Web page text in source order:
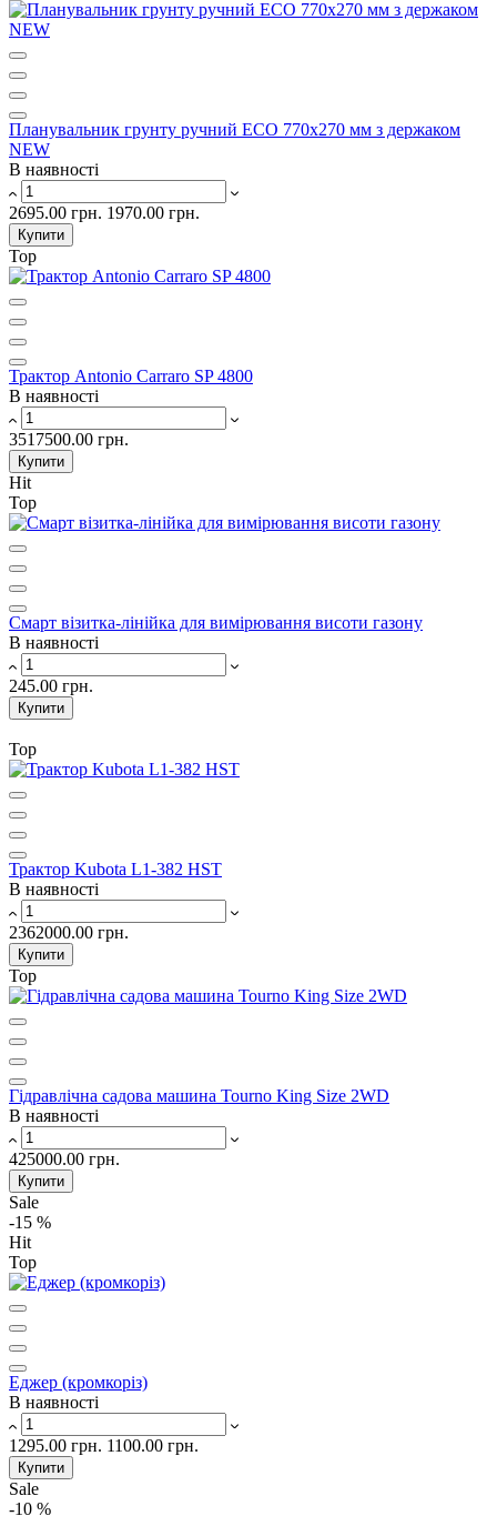
Планувальник грунту ручний ЕCО 770x270 мм з держаком
NEW
В наявності
2695.00 грн. 1970.00 грн.
Купити
Top
Трактор Antonio Carraro SP 4800
В наявності
3517500.00 грн.
Купити
Hit
Top
Смарт візитка-лінійка для вимірювання висоти газону
В наявності
245.00 грн.
Купити
Top
Трактор Kubota L1-382 HST
В наявності
2362000.00 грн.
Купити
Top
Гідравлічна садова машина Tourno King Size 2WD
В наявності
425000.00 грн.
Купити
Sale
-15 %
Hit
Top
Еджер (кромкоріз)
В наявності
1295.00 грн. 1100.00 грн.
Купити
Sale
-10 %